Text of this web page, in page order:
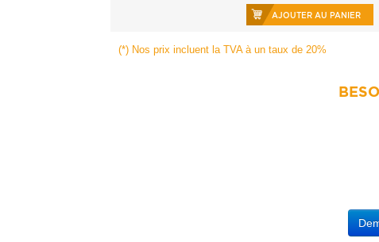
AJOUTER AU PANIER
(*) Nos prix incluent la TVA à un taux de 20%